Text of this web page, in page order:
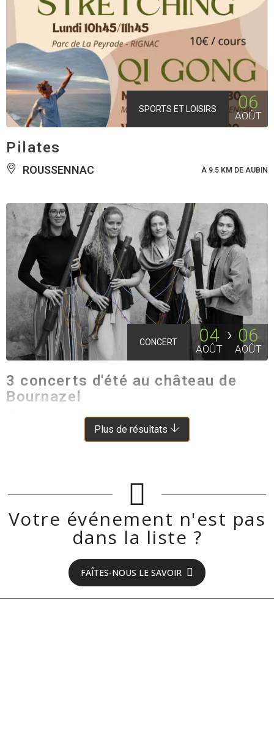
SPORTS ET LOISIRS 06
AOÛT
Pilates
ROUSSENNAC À 9.5 KM DE AUBIN
CONCERT 04
AOÛT
06
AOÛT
3 concerts d'été au château de
Bournazel
BOURNAZEL
Plus de résultats
Votre événement n'est pas
dans la liste ?
FAÎTES-NOUS LE SAVOIR